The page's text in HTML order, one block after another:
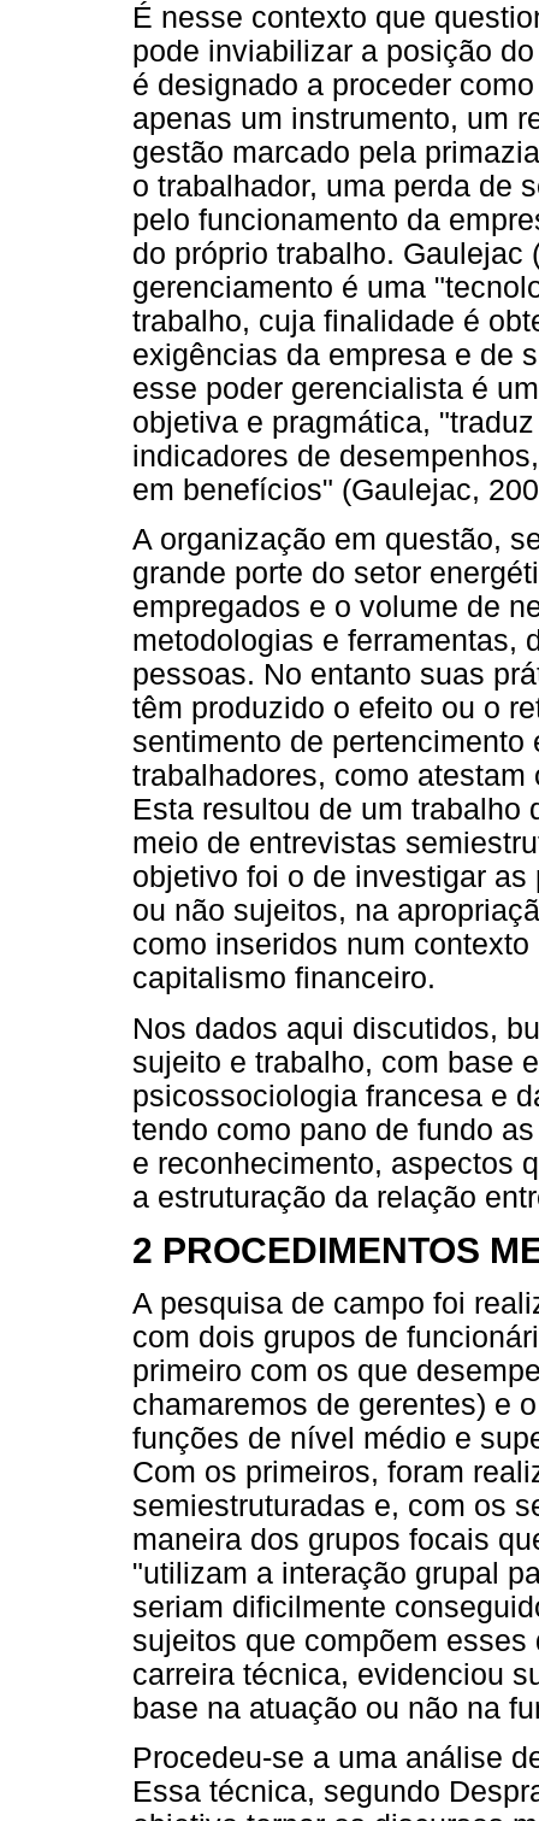
É nesse contexto que
pode inviabilizar a posição
é designado a proceder
apenas um instrumento, um
gestão marcado pela
o trabalhador, uma perda de
pelo funcionamento da
do próprio trabalho. Gaulejac
gerenciamento é uma
trabalho, cuja finalidade é
exigências da empresa e de
esse poder gerencialista é
objetiva e pragmática,
indicadores de
em benefícios" (Gaulejac,
A organização em questão,
grande porte do setor
empregados e o volume de
metodologias e ferramentas,
pessoas. No entanto suas
têm produzido o efeito ou o
sentimento de
trabalhadores, como
Esta resultou de um trabalho
meio de entrevistas
objetivo foi o de investigar
ou não sujeitos, na
como inseridos num
capitalismo financeiro.
Nos dados aqui discutidos,
sujeito e trabalho, com base
psicossociologia francesa e
tendo como pano de fundo
e reconhecimento, aspectos
a estruturação da relação
2 PROCEDIMENTOS
A pesquisa de campo foi
com dois grupos de
primeiro com os que
chamaremos de gerentes) e
funções de nível médio e
Com os primeiros, foram
semiestruturadas e, com os
maneira dos grupos focais
"utilizam a interação grupal
seriam dificilmente
sujeitos que compõem
carreira técnica, evidenciou
base na atuação ou não na
Procedeu-se a uma análise
Essa técnica, segundo